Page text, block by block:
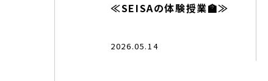
≪SEISAの体験授業🏫≫
2026.05.14